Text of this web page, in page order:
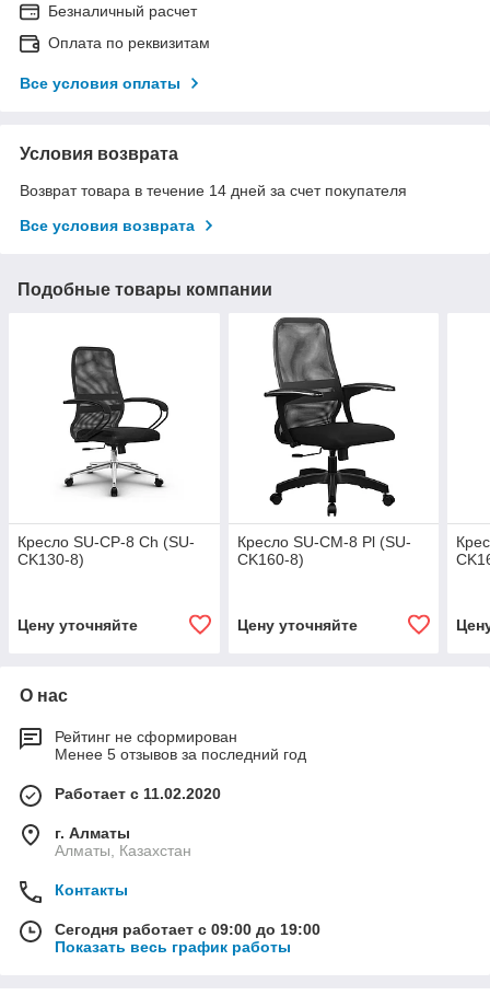
Безналичный расчет
Оплата по реквизитам
Все условия оплаты
Условия возврата
Возврат товара в течение 14 дней за счет покупателя
Все условия возврата
Подобные товары компании
Кресло SU-CP-8 Ch (SU-
CK130-8)
Цену уточняйте
Кресло SU-CM-8 Pl (SU-
CK160-8)
Цену уточняйте
О нас
Рейтинг не сформирован
Менее 5 отзывов за последний год
Работает с 11.02.2020
г. Алматы
Алматы, Казахстан
Контакты
Сегодня работает с 09:00 до 19:00
Показать весь график работы